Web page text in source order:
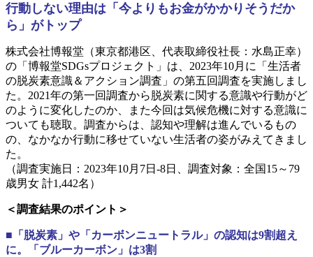
行動しない理由は「今よりもお金がかかりそうだか
ら」がトップ
株式会社博報堂（東京都港区、代表取締役社長：水島正幸）
の「博報堂SDGsプロジェクト」は、2023年10月に「生活者
の脱炭素意識＆アクション調査」の第五回調査を実施しまし
た。2021年の第一回調査から脱炭素に関する意識や行動がど
のように変化したのか、また今回は気候危機に対する意識に
ついても聴取。調査からは、認知や理解は進んでいるもの
の、なかなか行動に移せていない生活者の姿がみえてきまし
た。
（調査実施日：2023年10月7日-8日、調査対象：全国15～79
歳男女 計1,442名）
＜調査結果のポイント＞
■「脱炭素」や「カーボンニュートラル」の認知は9割超え
に。「ブルーカーボン」は3割